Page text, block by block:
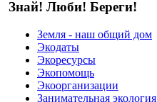
Знай! Люби! Береги!
Земля - наш общий дом
Экодаты
Экоресурсы
Экопомощь
Экоорганизации
Занимательная экология